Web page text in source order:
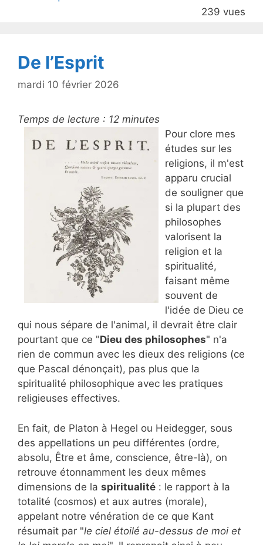
o
k
239 vues
De l’Esprit
mardi 10 février 2026
Temps de lecture : 12 minutes
Pour clore mes
études sur les
religions, il m'est
apparu crucial
de souligner que
si la plupart des
philosophes
valorisent la
religion et la
spiritualité,
faisant même
souvent de
l'idée de Dieu ce
qui nous sépare de l'animal, il devrait être clair
pourtant que ce "Dieu des philosophes" n'a
rien de commun avec les dieux des religions (ce
que Pascal dénonçait), pas plus que la
spiritualité philosophique avec les pratiques
religieuses effectives.
En fait, de Platon à Hegel ou Heidegger, sous
des appellations un peu différentes (ordre,
absolu, Être et âme, conscience, être-là), on
retrouve étonnamment les deux mêmes
dimensions de la spiritualité : le rapport à la
totalité (cosmos) et aux autres (morale),
appelant notre vénération de ce que Kant
résumait par "le ciel étoilé au-dessus de moi et